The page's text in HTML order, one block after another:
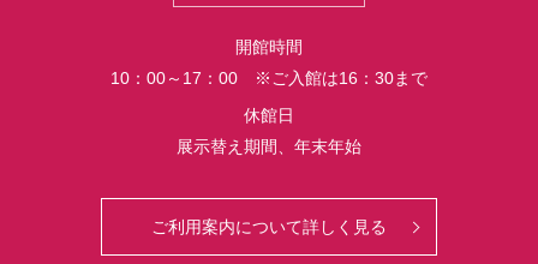
開館時間
10：00～17：00 ※ご入館は16：30まで
休館日
展示替え期間、年末年始
ご利用案内について詳しく見る